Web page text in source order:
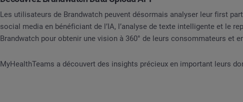
Les utilisateurs de Brandwatch peuvent désormais analyser leur first
social media en bénéficiant de l’IA, l’analyse de texte intelligente et le
Brandwatch pour obtenir une vision à 360° de leurs consommateurs et
MyHealthTeams a découvert des insights précieux en important leurs